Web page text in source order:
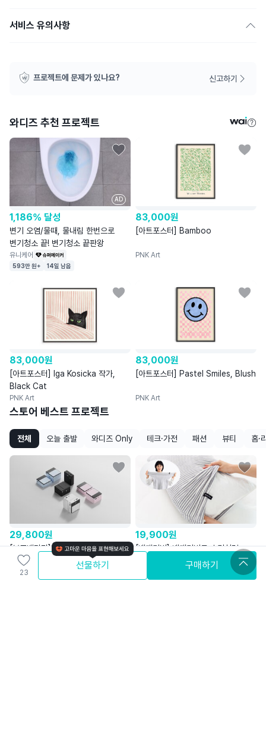
서비스 유의사항
프로젝트에 문제가 있나요? 신고하기
와디즈 추천 프로젝트
AD
1,186% 달성
변기 오염/물때, 물내림 한번으로
변기청소 끝! 변기청소 끝판왕
유니케어
593만 원+ 14일 남음
83,000원
[아트포스터] Bamboo
PNK Art
83,000원
[아트포스터] Iga Kosicka 작가,
Black Cat
PNK Art
83,000원
[아트포스터] Pastel Smiles, Blush
PNK Art
스토어 베스트 프로젝트
전체 오늘 출발 와디즈 Only 테크·가전 패션 뷰티 홈·
29,800원
[보조배터리]2만원대ㅣ업계 최초
'DualFlow™케이블' 탑재한 초소형
(주)미니덕트
19,900원
[베개커버] 베개커버도 수건처럼
바꾸세요! 늘어나는 타월지 베개커버
23
선물하기 구매하기